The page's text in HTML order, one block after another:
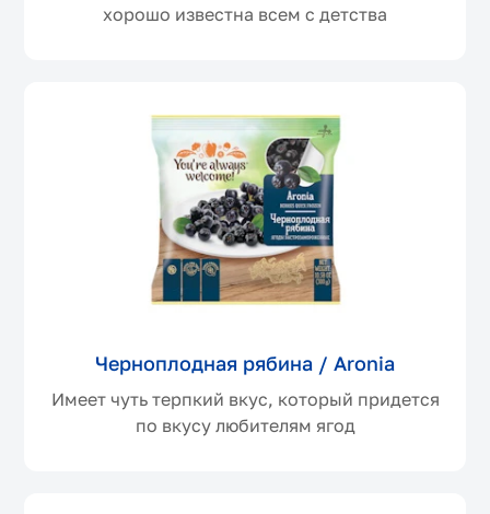
хорошо известна всем с детства
Черноплодная рябина / Aronia
Имеет чуть терпкий вкус, который придется
по вкусу любителям ягод